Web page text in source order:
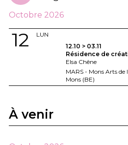
Octobre 2026
LUN
12
12.10 > 03.11
Résidence de
Elsa Chêne
MARS - Mons Arts de
Mons (BE)
À venir